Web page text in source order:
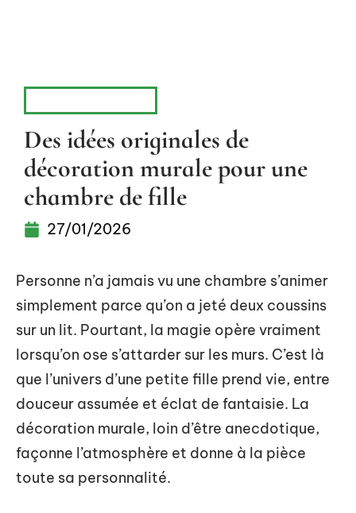
Des idées originales de
décoration murale pour une
chambre de fille
27/01/2026
Personne n’a jamais vu une chambre s’animer
simplement parce qu’on a jeté deux coussins
sur un lit. Pourtant, la magie opère vraiment
lorsqu’on ose s’attarder sur les murs. C’est là
que l’univers d’une petite fille prend vie, entre
douceur assumée et éclat de fantaisie. La
décoration murale, loin d’être anecdotique,
façonne l’atmosphère et donne à la pièce
toute sa personnalité.